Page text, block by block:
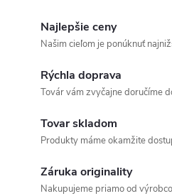
Najlepšie ceny
Našim cieľom je ponúknuť
Rýchla doprava
Továr vám zvyčajne doručíme
Tovar skladom
Produkty máme okamžite
Záruka originality
Nakupujeme priamo od